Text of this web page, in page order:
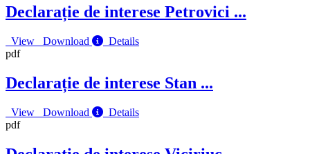
Declarație de interese Petrovici ...
View Download
Details
pdf
Declarație de interese Stan ...
View Download
Details
pdf